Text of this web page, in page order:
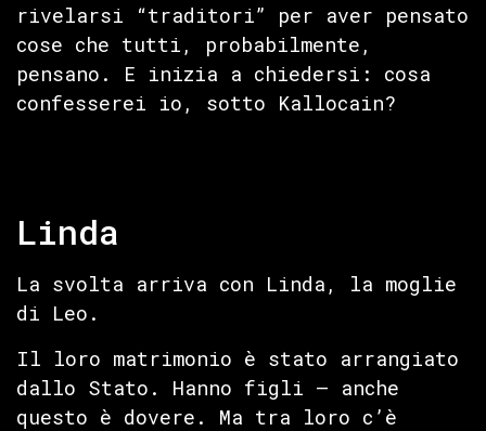
rivelarsi “traditori” per aver pensato
cose che tutti, probabilmente,
pensano. E inizia a chiedersi: cosa
confesserei io, sotto Kallocain?
Linda
La svolta arriva con Linda, la moglie
di Leo.
Il loro matrimonio è stato arrangiato
dallo Stato. Hanno figli — anche
questo è dovere. Ma tra loro c’è